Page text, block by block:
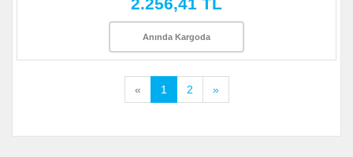
Anında Kargoda
« 1 2 »